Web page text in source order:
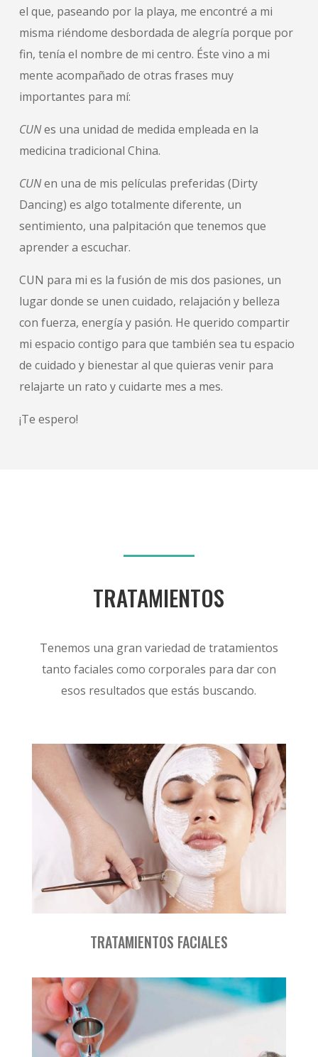
el que, paseando por la playa, me encontré a mi
misma riéndome desbordada de alegría porque por
fin, tenía el nombre de mi centro. Éste vino a mi
mente acompañado de otras frases muy
importantes para mí:
CUNes una unidad de medida empleada en la
medicina tradicional China.
CUNen una de mis películas preferidas (Dirty
Dancing) es algo totalmente diferente, un
sentimiento, una palpitación que tenemos que
aprender a escuchar.
CUN para mi es la fusión de mis dos pasiones, un
lugar donde se unen cuidado, relajación y belleza
con fuerza, energía y pasión. He querido compartir
mi espacio contigo para que también sea tu espacio
de cuidado y bienestar al que quieras venir para
relajarte un rato y cuidarte mes a mes.
¡Te espero!
TRATAMIENTOS
Tenemos una gran variedad de tratamientos
tanto faciales como corporales para dar con
esos resultados que estás buscando.
TRATAMIENTOS FACIALES